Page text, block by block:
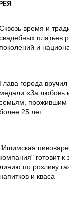
Сквозь время и
свадебных платьев
поколений и
Глава города
медали «За любовь
семьям, прожившим
более 25 лет.
"Ишимская
компания" готовит к
линию по розливу
напитков и кваса